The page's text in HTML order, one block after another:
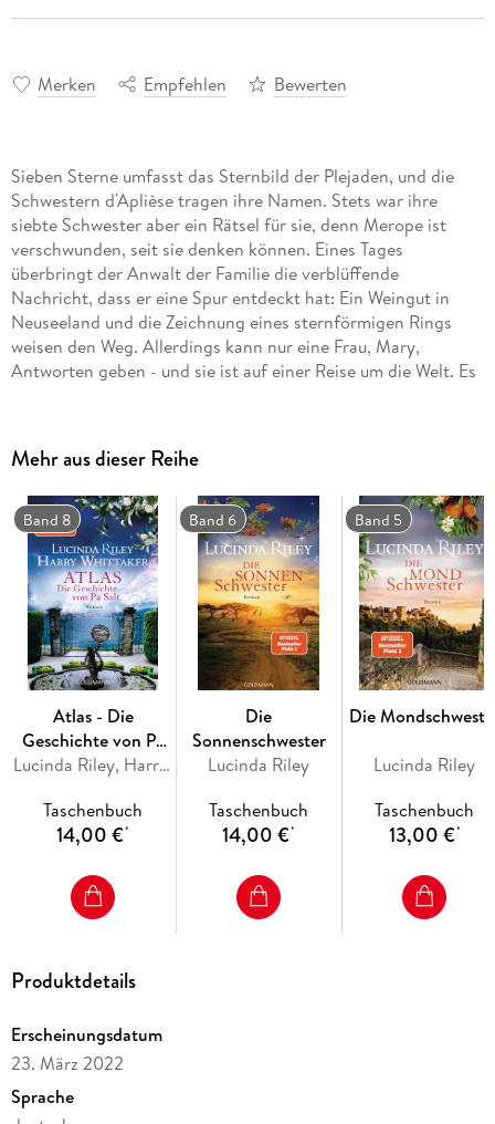
Merken Empfehlen Bewerten
Sieben Sterne umfasst das Sternbild der Plejaden, und die
Schwestern d'Aplièse tragen ihre Namen. Stets war ihre
siebte Schwester aber ein Rätsel für sie, denn Merope ist
verschwunden, seit sie denken können. Eines Tages
überbringt der Anwalt der Familie die verblüffende
Nachricht, dass er eine Spur entdeckt hat: Ein Weingut in
Neuseeland und die Zeichnung eines sternförmigen Rings
weisen den Weg. Allerdings kann nur eine Frau, Mary,
Antworten geben - und sie ist auf einer Reise um die Welt. Es
Mehr aus dieser Reihe
Band 8
Atlas - Die
Geschichte von Pa
Salt
Lucinda Riley, Harry Whittaker
Taschenbuch
14,00 €*
Band 6
Die
Sonnenschwester
Lucinda Riley
Taschenbuch
14,00 €*
Band 5
Die
Lucinda Riley
Taschenbuch
13,00 €*
Produktdetails
Erscheinungsdatum
23. März 2022
Sprache